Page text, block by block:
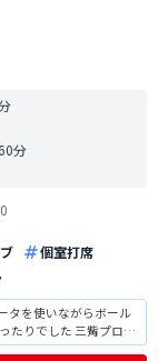
分
0
個室打席
タを使いながらボール
た 三觜プロの
ます！